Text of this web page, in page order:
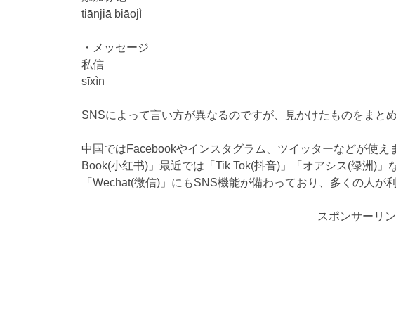
tiānjiā biāojì
・メッセージ
私信
sīxìn
SNSによって言い方が異なるのですが、見かけたものをまとめ
中国ではFacebookやインスタグラム、ツイッターなどが使
Book(小红书)」最近では「Tik Tok(抖音)」「オアシス(绿洲)」
「Wechat(微信)」にもSNS機能が備わっており、多くの人が
スポンサーリ